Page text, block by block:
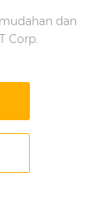
dan
Corp.